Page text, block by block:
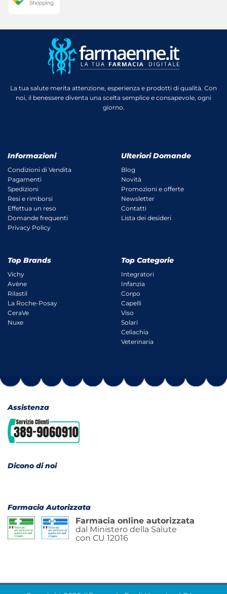
La tua salute merita attenzione, esperienza e prodotti di qualità. Con
noi, il benessere diventa una scelta semplice e consapevole, ogni
giorno.
Informazioni
Condizioni di Vendita
Pagamenti
Spedizioni
Resi e rimborsi
Effettua un reso
Domande frequenti
Privacy Policy
Ulteriori Domande
Blog
Novità
Promozioni e offerte
Newsletter
Contatti
Lista dei desideri
Top Brands
Vichy
Avène
Rilastil
La Roche-Posay
CeraVe
Nuxe
Top Categorie
Integratori
Infanzia
Corpo
Capelli
Viso
Solari
Celiachia
Veterinaria
Assistenza
Dicono di noi
Farmacia Autorizzata
Farmacia online autorizzata
dal Ministero della Salute
con CU 12016